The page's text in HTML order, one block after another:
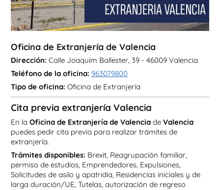
Oficina de Extranjería de Valencia
Dirección: Calle Joaquím Ballester, 39 - 46009 Valencia
Teléfono de la oficina: 963079800
Tipo de oficina: Oficina de Extranjería
Cita previa extranjería Valencia
En la Oficina de Extranjería de Valencia de Valencia
puedes pedir cita previa para realizar trámites de
extranjería.
Trámites disponibles: Brexit, Reagrupación familiar,
permiso de estudios, Emprendedores, Expulsiones,
Solicitudes de asilo y apatridia, Residencias iniciales y de
larga duración/UE, Tutelas, autorización de regreso